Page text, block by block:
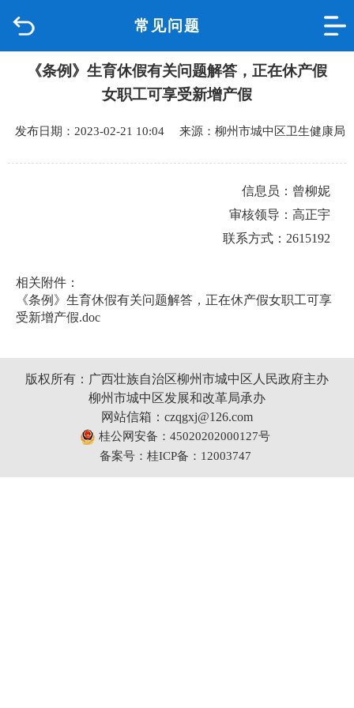
常见问题
品质城中
政府信息公开
数据专题
《条例》生育休假有关问题解答，正在休产假
女职工可享受新增产假
发布日期：2023-02-21 10:04 来源：柳州市城中区卫生健康局
信息员：曾柳妮
审核领导：高正宇
联系方式：2615192
相关附件：
《条例》生育休假有关问题解答，正在休产假女职工可享
受新增产假.doc
版权所有：广西壮族自治区柳州市城中区人民政府主办
柳州市城中区发展和改革局承办
网站信箱：czqgxj@126.com
桂公网安备：45020202000127号
备案号：桂ICP备：12003747